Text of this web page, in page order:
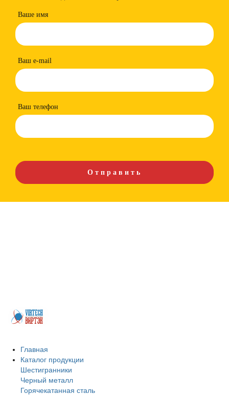
Ваше имя
Ваш e-mail
Ваш телефон
Главная
Каталог продукции
Шестигранники
Черный металл
Горячекатанная сталь